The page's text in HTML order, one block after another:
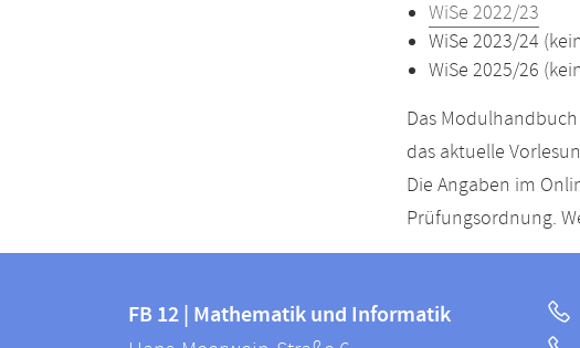
WiSe 2022/23
WiSe 2023/24
WiSe 2025/26
Das
das aktuelle
Die Angaben im
Prüfungsordnung.
FB
FB 12 | Mathematik und Informatik